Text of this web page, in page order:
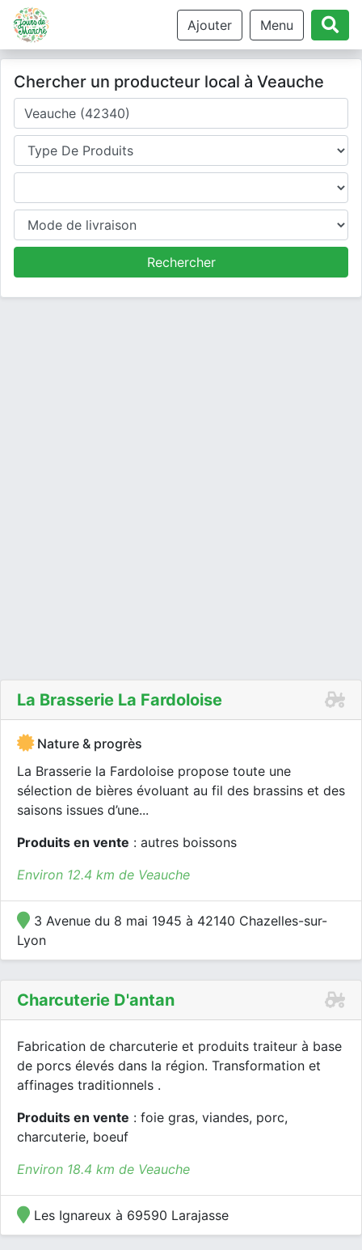
Ajouter Menu
Chercher un producteur local à Veauche
Où cherchez-vous un producteur ?
Type de produits
Produits
Mode de livraison
Rechercher
La Brasserie La Fardoloise
Nature & progrès
La Brasserie la Fardoloise propose toute une
sélection de bières évoluant au fil des brassins et des
saisons issues d’une...
Produits en vente : autres boissons
Environ 12.4 km de Veauche
3 Avenue du 8 mai 1945 à 42140 Chazelles-sur-
Lyon
Charcuterie D'antan
Fabrication de charcuterie et produits traiteur à base
de porcs élevés dans la région. Transformation et
affinages traditionnels .
Produits en vente : foie gras, viandes, porc,
charcuterie, boeuf
Environ 18.4 km de Veauche
Les Ignareux à 69590 Larajasse